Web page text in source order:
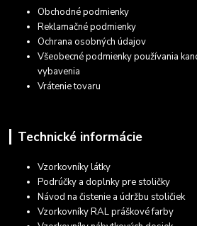
Obchodné podmienky
Reklamačné podmienky
Ochrana osobných údajov
Všeobecné podmienky používania
vybavenia
Vrátenie tovaru
Technické informácie
Vzorkovníky látky
Podrúčky a doplnky pre stoličky
Návod na čistenie a údržbu stoličiek
Vzorkovníky RAL práškové farby